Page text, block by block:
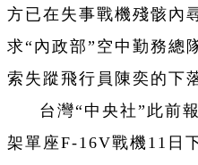
方已在失事戰機殘骸內
求“內政部”空中勤務總
索失蹤飛行員陳奕的下
台灣“中央社”此前
架單座F-16V戰機11日